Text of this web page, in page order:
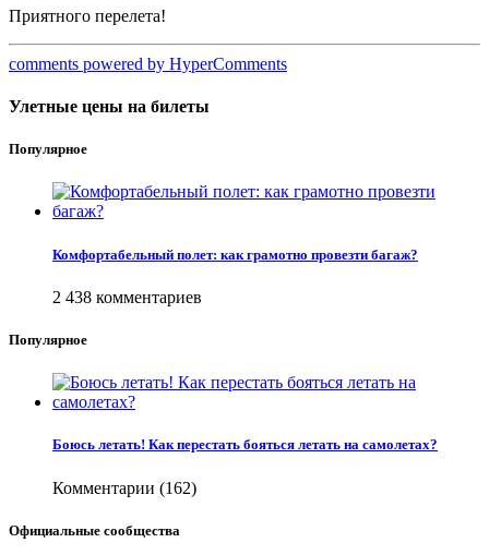
Приятного перелета!
comments powered by HyperComments
Улетные цены на билеты
Популярное
Комфортабельный полет: как грамотно провезти багаж?
2 438 комментариев
Популярное
Боюсь летать! Как перестать бояться летать на самолетах?
Комментарии (162)
Официальные сообщества